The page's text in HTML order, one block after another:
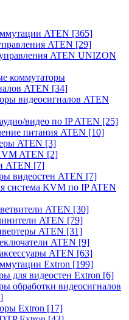
ATEN [365]
ATEN [29]
ATEN UNIZON
коммутаторы
ATEN [34]
видеосигналов ATEN
видео по IP ATEN [25]
питания ATEN [10]
ATEN [3]
ATEN [2]
ATEN [7]
видеостен ATEN [7]
система KVM по IP ATEN
ATEN [30]
ATEN [79]
ATEN [31]
ATEN [9]
ATEN [63]
Extron [199]
для видеостен Extron [6]
обработки видеосигналов
Extron [17]